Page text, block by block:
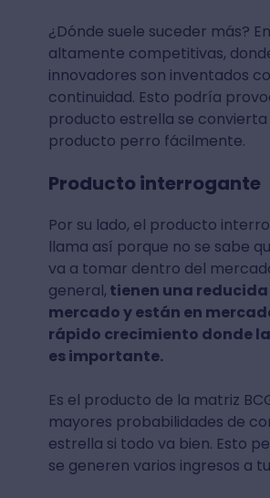
¿Dónde suele suceder más?
altamente competitivas,
innovadores son inventados
continuidad. Esto podría
producto estrella se convierta
producto perro fácilmente.
Producto interrogante
Por su lado, el producto
llama así porque no se sabe
va a tomar dentro del
general, tienen una
mercado y están en
rápido crecimiento donde
es importante.
Es el producto de la matriz
mayores probabilidades de
estrella si todo va bien. Esto
se generen varios ingresos a